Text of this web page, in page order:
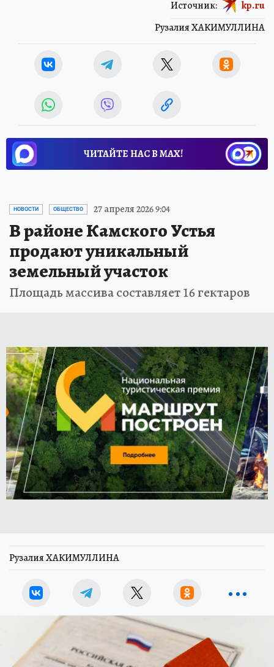
Рузалия ХАКИМУЛЛИНА
Источник: kp.ru
ЧИТАЙТЕ НАС В МАХ!
НОВОСТИ ОБЩЕСТВО 27 апреля 2026 9:04
В районе Камского Устья
продают уникальный
земельный участок
Площадь массива составляет 16 гектаров
Рузалия ХАКИМУЛЛИНА